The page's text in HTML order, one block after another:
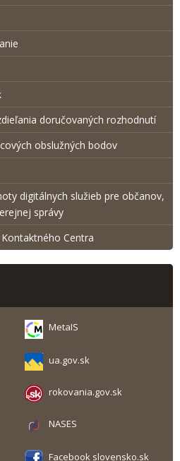
doručovaných rozhodnutí
obslužných bodov
digitálnych služieb pre občanov,
správy
Centra
MetaIS
ua.gov.sk
rokovania.gov.sk
NASES
Facebook slovensko.sk